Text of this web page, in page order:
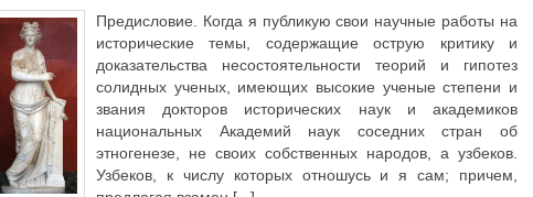
Предисловие. Когда я публикую свои научные работы на
исторические темы, содержащие острую критику и
доказательства несостоятельности теорий и гипотез
солидных ученых, имеющих высокие ученые степени и
звания докторов исторических наук и академиков
национальных Академий наук соседних стран об
этногенезе, не своих собственных народов, а узбеков.
Узбеков, к числу которых отношусь и я сам; причем,